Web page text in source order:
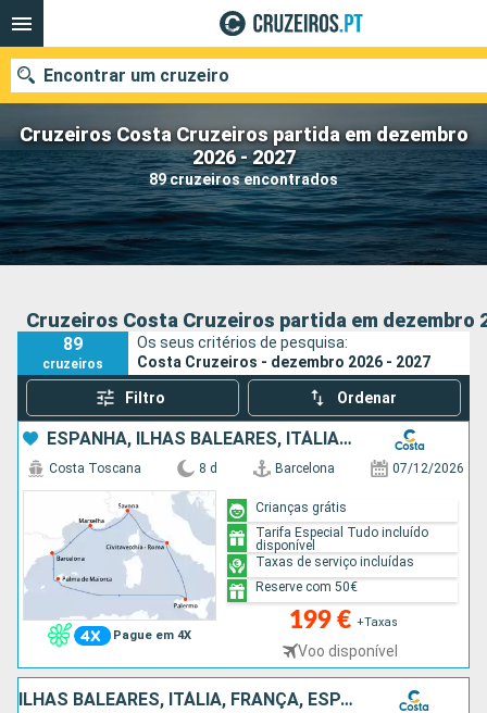
Cruzeiros Costa Cruzeiros partida em dezembro
2026 - 2027
89 cruzeiros encontrados
Encontrar um cruzeiro
Quando ir?
Data de partida
Pesquisar
Cruzeiros Costa Cruzeiros partida em dezembro
89
cruzeiros
Os seus critérios de pesquisa:
Costa Cruzeiros - dezembro 2026 - 2027
Filtro Ordenar
ESPANHA, ILHAS BALEARES, ITÁLIA, FRANÇA
Pague em 4X
Costa Toscana 8 d Barcelona 07/12/2026
199 € +Taxas
Voo disponível
Crianças grátis
Tarifa Especial Tudo incluído
disponível
Taxas de serviço incluídas
Reserve com 50€
ILHAS BALEARES, ITÁLIA, FRANÇA, ESPANHA